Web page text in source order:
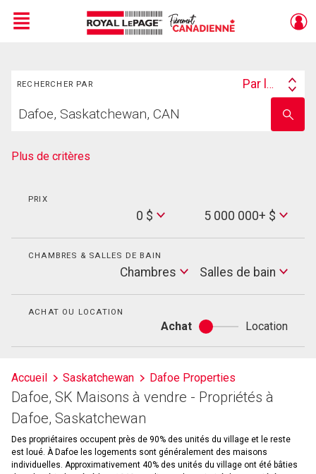
Menu
RECHERCHER PAR
Search
Par lieu
votre
nom
Plus de critères
PRIX
0 $
Max
Price
5 000 000+ $
CHAMBRES & SALLES DE BAIN
Chambres
Salles
de
Salles de bain
ACHAT OU LOCATION
Achat
Achat
ou
Location
Accueil Saskatchewan Dafoe Properties
Dafoe, SK Maisons à vendre - Propriétés à
Dafoe, Saskatchewan
Des propriétaires occupent près de 90% des unités du village et le reste
est loué. À Dafoe les logements sont généralement des maisons
individuelles. Approximativement 40% des unités du village ont été bâties